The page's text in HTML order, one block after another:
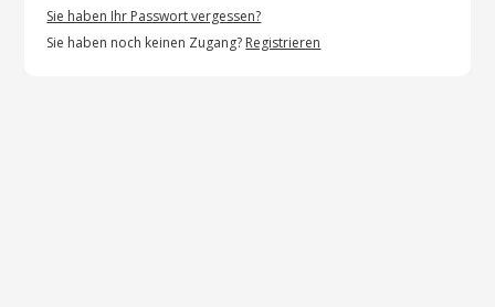
Sie haben Ihr Passwort vergessen?
Sie haben noch keinen Zugang? Registrieren